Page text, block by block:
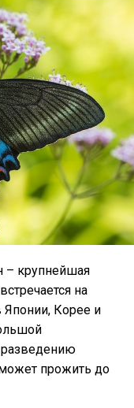
– крупнейшая
на
Японии, Корее и
разведению
прожить до